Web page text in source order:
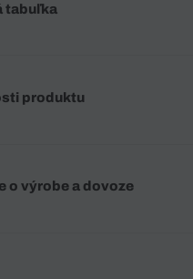
tabuľka
produktu
o výrobe a dovoze